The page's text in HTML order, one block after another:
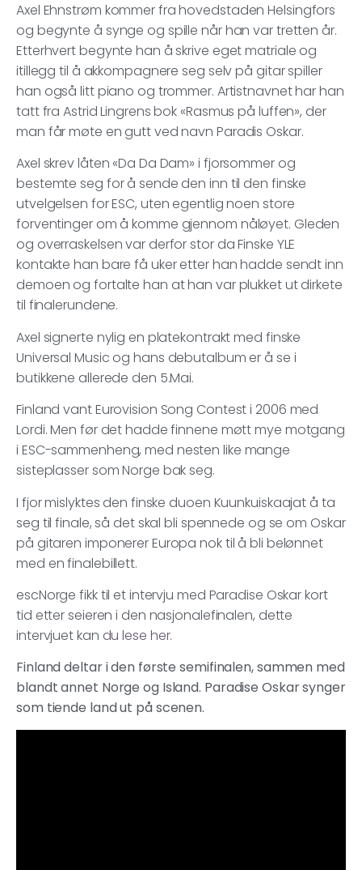
Axel Ehnstrøm kommer fra hovedstaden Helsingfors
og begynte å synge og spille når han var tretten år.
Etterhvert begynte han å skrive eget matriale og
itillegg til å akkompagnere seg selv på gitar spiller
han også litt piano og trommer. Artistnavnet har han
tatt fra Astrid Lingrens bok «Rasmus på luffen», der
man får møte en gutt ved navn Paradis Oskar.
Axel skrev låten «Da Da Dam» i fjorsommer og
bestemte seg for å sende den inn til den finske
utvelgelsen for ESC, uten egentlig noen store
forventinger om å komme gjennom nåløyet. Gleden
og overraskelsen var derfor stor da Finske YLE
kontakte han bare få uker etter han hadde sendt inn
demoen og fortalte han at han var plukket ut dirkete
til finalerundene.
Axel signerte nylig en platekontrakt med finske
Universal Music og hans debutalbum er å se i
butikkene allerede den 5.Mai.
Finland vant Eurovision Song Contest i 2006 med
Lordi. Men før det hadde finnene møtt mye motgang
i ESC-sammenheng, med nesten like mange
sisteplasser som Norge bak seg.
I fjor mislyktes den finske duoen Kuunkuiskaajat å ta
seg til finale, så det skal bli spennede og se om Oskar
på gitaren imponerer Europa nok til å bli belønnet
med en finalebillett.
escNorge fikk til et intervju med Paradise Oskar kort
tid etter seieren i den nasjonalefinalen, dette
intervjuet kan du lese her.
Finland deltar i den første semifinalen, sammen med
blandt annet Norge og Island. Paradise Oskar synger
som tiende land ut på scenen.